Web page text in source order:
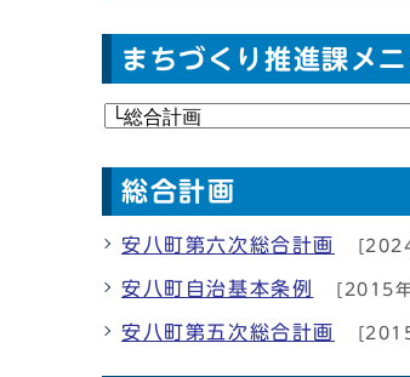
まちづくり推進課メ
総合計画
安八町第六次総合計画
安八町自治基本条例 [2015
安八町第五次総合計画